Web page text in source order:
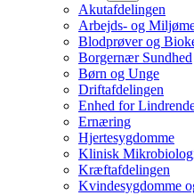
Akutafdelingen
Arbejds- og
Blodprøver og
Borgernær Sundhed
Børn og Unge
Driftafdelingen
Enhed for
Ernæring
Hjertesygdomme
Klinisk
Kræftafdelingen
Kvindesygdomme